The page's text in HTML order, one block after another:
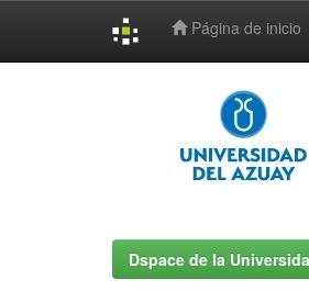
Página de inicio
Dspace de la